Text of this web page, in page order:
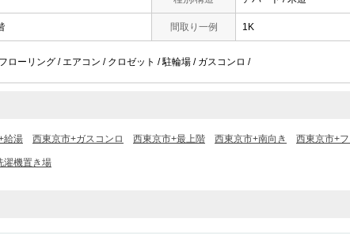
間取り一例 1K
ローリング / エアコン / クロゼット / 駐輪場 / ガスコンロ /
給湯 西東京市+ガスコンロ 西東京市+最上階 西東京市+南向き 西東京市+
濯機置き場